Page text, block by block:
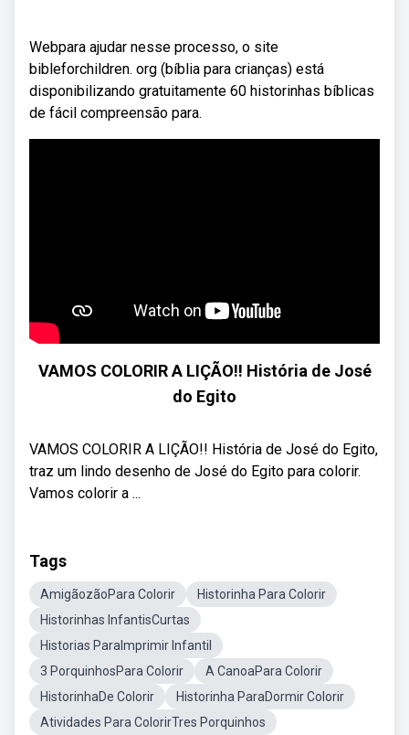
Webpara ajudar nesse processo, o site
bibleforchildren. org (bíblia para crianças) está
disponibilizando gratuitamente 60 historinhas bíblicas
de fácil compreensão para.
VAMOS COLORIR A LIÇÃO!! História de José
do Egito
VAMOS COLORIR A LIÇÃO!! História de José do Egito,
traz um lindo desenho de José do Egito para colorir.
Vamos colorir a ...
Tags
AmigãozãoPara Colorir
Historinha Para Colorir
Historinhas InfantisCurtas
Historias ParaImprimir Infantil
3 PorquinhosPara Colorir
A CanoaPara Colorir
HistorinhaDe Colorir
Historinha ParaDormir Colorir
Atividades Para ColorirTres Porquinhos